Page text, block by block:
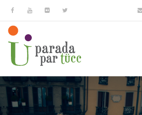
Salta al contenuto principale